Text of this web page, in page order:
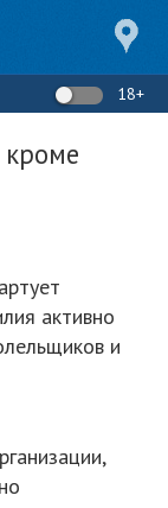
18+
активно
и